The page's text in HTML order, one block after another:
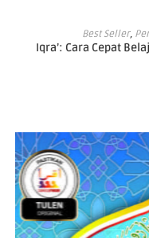
Best Seller,
Iqra’: Cara Cepat